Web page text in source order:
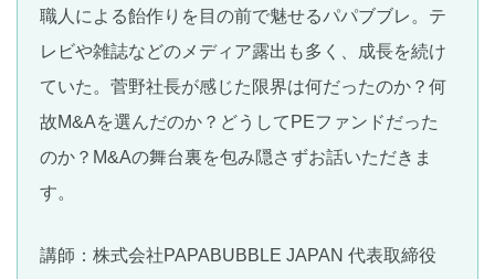
職人による飴作りを目の前で魅せるパパブブレ。テ
レビや雑誌などのメディア露出も多く、成長を続け
ていた。菅野社長が感じた限界は何だったのか？何
故M&Aを選んだのか？どうしてPEファンドだった
のか？M&Aの舞台裏を包み隠さずお話いただきま
す。
講師：株式会社PAPABUBBLE JAPAN 代表取締役